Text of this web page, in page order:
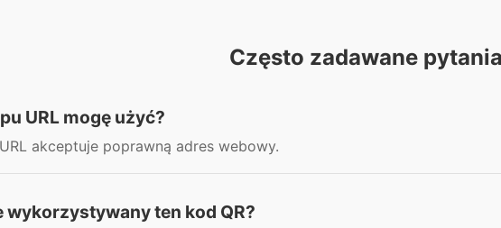
Często zadawane pytania
URL mogę użyć?
akceptuje poprawną adres webowy.
wykorzystywany ten kod QR?